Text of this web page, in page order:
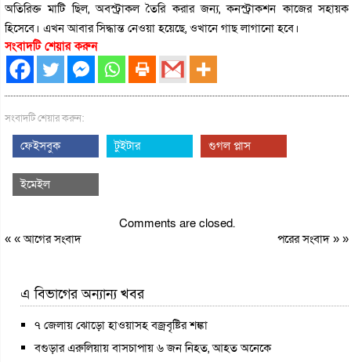
অতিরিক্ত মাটি ছিল, অবস্ট্রাকল তৈরি করার জন্য, কনস্ট্রাকশন কাজের সহায়ক
হিসেবে। এখন আবার সিদ্ধান্ত নেওয়া হয়েছে, ওখানে গাছ লাগানো হবে।
সংবাদটি শেয়ার করুন
সংবাদটি শেয়ার করুন:
ফেইসবুক টুইটার গুগল প্লাস
ইমেইল
Comments are closed.
« «আগের সংবাদ পরের সংবাদ» »
এ বিভাগের অন্যান্য খবর
৭ জেলায় ঝোড়ো হাওয়াসহ বজ্রবৃষ্টির শঙ্কা
বগুড়ার এরুলিয়ায় বাসচাপায় ৬ জন নিহত, আহত অনেকে